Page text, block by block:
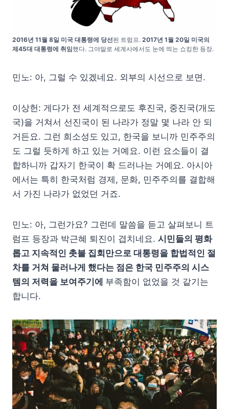
2016년 11월 8일 미국 대통령에 당선된 트럼프. 2017년 1월 20일 미국의
제45대 대통령에 취임했다. 그야말로 세계사에서도 눈에 띄는 쇼킹한 등장.
민노: 아, 그럴 수 있겠네요. 외부의 시선으로 보면.
이상헌: 게다가 전 세계적으로도 후진국, 중진국(개도
국)을 거쳐서 선진국이 된 나라가 정말 몇 나라 안 되
거든요. 그런 희소성도 있고, 한국을 보니까 민주주의
도 그럴 듯하게 하고 있는 거예요. 이런 요소들이 결
합하니까 갑자기 한국이 확 드러나는 거예요. 아시아
에서는 특히 한국처럼 경제, 문화, 민주주의를 결합해
서 가진 나라가 없었던 거죠.
민노: 아, 그런가요? 그런데 말씀을 듣고 살펴보니 트
럼프 등장과 박근혜 퇴진이 겹치네요. 시민들의 평화
롭고 지속적인 촛불 집회만으로 대통령을 합법적인 절
차를 거쳐 물러나게 했다는 점은 한국 민주주의 시스
템의 저력을 보여주기에 부족함이 없었을 것 같기는
합니다.